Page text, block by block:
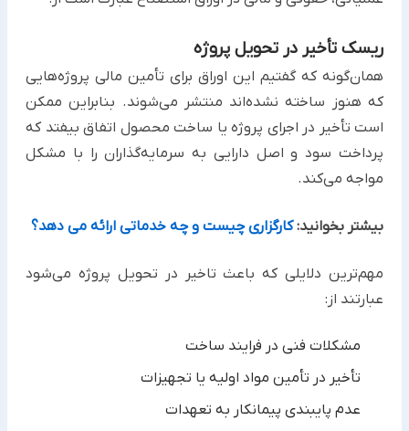
ریسک تأخیر در تحویل پروژه
همان‌گونه که گفتیم این اوراق برای تأمین مالی پروژه‌هایی
که هنوز ساخته نشده‌اند منتشر می‌شوند. بنابراین ممکن
است تأخیر ‏در اجرای پروژه یا ساخت محصول اتفاق بیفتد که
پرداخت سود و اصل دارایی به سرمایه‌گذاران را با مشکل
مواجه می‌کند.‏
بیشتر بخوانید:کارگزاری چیست و چه خدماتی ارائه می دهد؟
مهم‌ترین دلایلی که باعث تاخیر در تحویل پروژه می‌شود
عبارتند از:‏
مشکلات فنی در فرایند ساخت
تأخیر در تأمین مواد اولیه یا تجهیزات
عدم پایبندی پیمانکار به تعهدات